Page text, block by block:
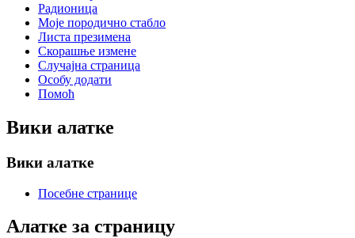
Радионица
Моје породично стабло
Листа презимена
Скорашње измене
Случајна страница
Особу додати
Помоћ
Вики алатке
Вики алатке
Посебне странице
Алатке за страницу